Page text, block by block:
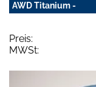
AWD Titanium -
Preis:
MWSt: